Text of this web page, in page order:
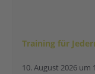
Training für
10. August 2026 um